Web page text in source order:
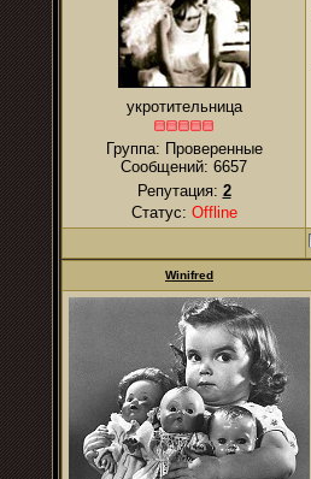
укротительница
Группа: Проверенные
Сообщений: 6657
Репутация: 2
Статус: Offline
Winifred